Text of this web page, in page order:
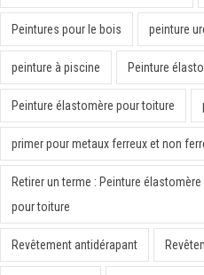
Peintures pour le bois peinture
peinture à piscine Peinture
Peinture élastomère pour toiture
primer pour metaux ferreux et non
Retirer un terme : Peinture
pour toiture
Revêtement antidérapant